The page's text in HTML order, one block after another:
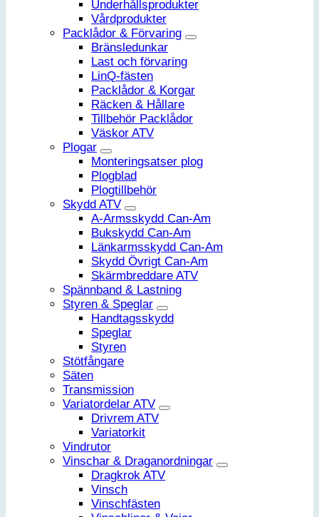
Underhållsprodukter
Vårdprodukter
Packlådor & Förvaring
Bränsledunkar
Last och förvaring
LinQ-fästen
Packlådor & Korgar
Räcken & Hållare
Tillbehör Packlådor
Väskor ATV
Plogar
Monteringsatser plog
Plogblad
Plogtillbehör
Skydd ATV
A-Armsskydd Can-Am
Bukskydd Can-Am
Länkarmsskydd Can-Am
Skydd Övrigt Can-Am
Skärmbreddare ATV
Spännband & Lastning
Styren & Speglar
Handtagsskydd
Speglar
Styren
Stötfångare
Säten
Transmission
Variatordelar ATV
Drivrem ATV
Variatorkit
Vindrutor
Vinschar & Draganordningar
Dragkrok ATV
Vinsch
Vinschfästen